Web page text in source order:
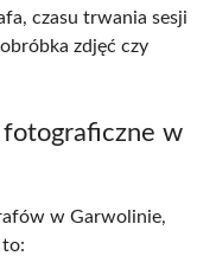
czasu trwania sesji
zdjęć czy
fotograficzne w
w Garwolinie,
to: